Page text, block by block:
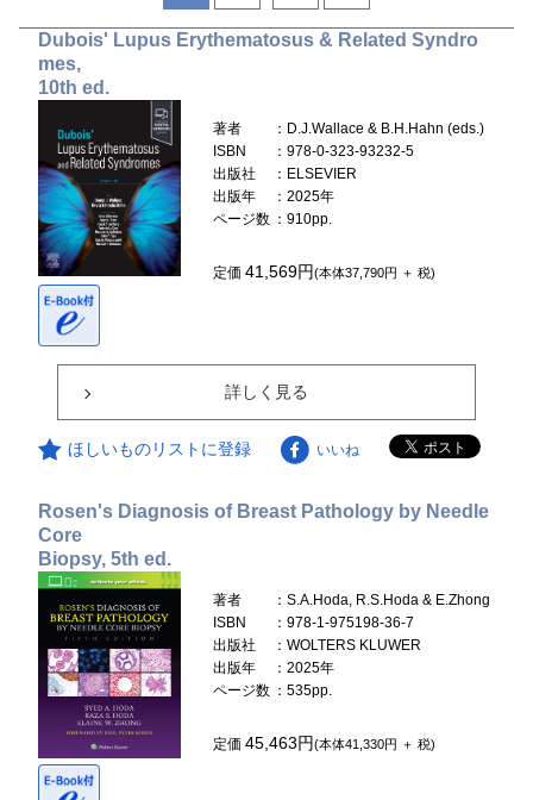
Dubois' Lupus Erythematosus & Related Syndro
mes,
10th ed.
著者
：D.J.Wallace & B.H.Hahn (eds.)
ISBN
：978-0-323-93232-5
出版社
：ELSEVIER
出版年
：2025年
ページ数 ：910pp.
定価41,569円(本体37,790円 ＋ 税)
詳しく見る
ほしいものリストに登録 いいね
Rosen's Diagnosis of Breast Pathology by Needle
Core
Biopsy, 5th ed.
著者
：S.A.Hoda, R.S.Hoda & E.Zhong
ISBN
：978-1-975198-36-7
出版社
：WOLTERS KLUWER
出版年
：2025年
ページ数 ：535pp.
定価45,463円(本体41,330円 ＋ 税)